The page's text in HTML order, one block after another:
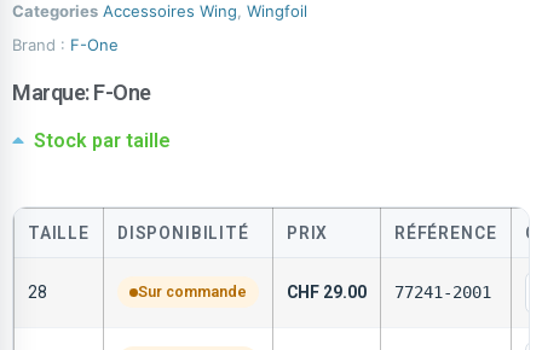
Categories Accessoires Wing Wingfoil
Brand : F-One
Marque:F-One
Stock par taille
TAILLE DISPONIBILITÉ PRIX RÉFÉRENCE
28 Sur commande CHF 29.00 77241-2001